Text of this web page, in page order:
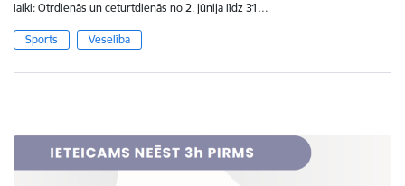
laiki: Otrdienās un ceturtdienās no 2. jūnija līdz 31…
Sports Veselība